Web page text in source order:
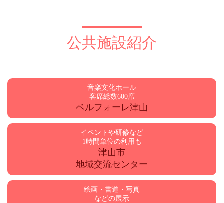
公共施設紹介
音楽文化ホール
客席総数600席
ベルフォーレ津山
イベントや研修など
1時間単位の利用も
津山市
地域交流センター
絵画・書道・写真
などの展示